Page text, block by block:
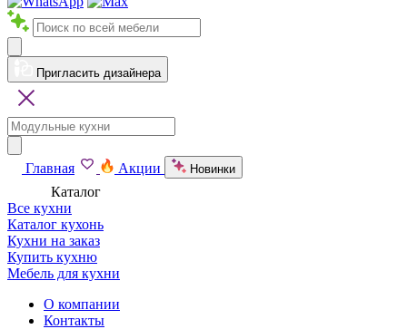
Пригласить дизайнера
Главная Акции Новинки
Каталог
Все кухни
Каталог кухонь
Кухни на заказ
Купить кухню
Мебель для кухни
О компании
Контакты